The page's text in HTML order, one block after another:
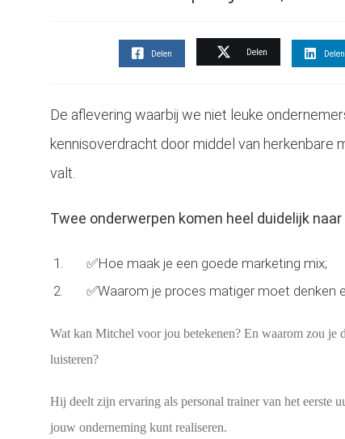
Delen Delen Delen
De aflevering waarbij we niet leuke
kennisoverdracht door middel van
valt.
Twee onderwerpen komen heel duidelijk naar
✅Hoe maak je een goede marketing mix;
✅Waarom je proces matiger moet
Wat kan Mitchel voor jou betekenen? En waarom zou je
luisteren?
Hij deelt zijn ervaring als personal trainer van het eerste
jouw onderneming kunt realiseren.